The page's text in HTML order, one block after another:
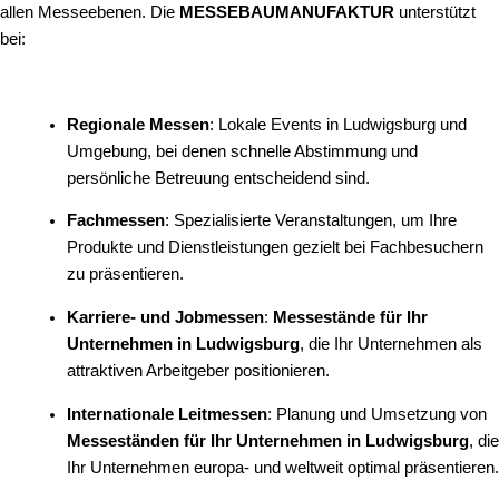
allen Messeebenen. Die MESSEBAUMANUFAKTUR unterstützt
bei:
Regionale Messen: Lokale Events in Ludwigsburg und
Umgebung, bei denen schnelle Abstimmung und
persönliche Betreuung entscheidend sind.
Fachmessen: Spezialisierte Veranstaltungen, um Ihre
Produkte und Dienstleistungen gezielt bei Fachbesuchern
zu präsentieren.
Karriere- und Jobmessen: Messestände für Ihr
Unternehmen in Ludwigsburg, die Ihr Unternehmen als
attraktiven Arbeitgeber positionieren.
Internationale Leitmessen: Planung und Umsetzung von
Messeständen für Ihr Unternehmen in Ludwigsburg, die
Ihr Unternehmen europa- und weltweit optimal präsentieren.